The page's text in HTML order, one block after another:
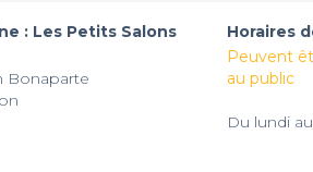
: Les Petits Salons
Bonaparte
Horaires
Peuvent
au public
Du lundi